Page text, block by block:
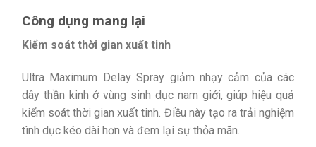
Công dụng mang lại
Kiểm soát thời gian xuất tinh
Ultra Maximum Delay Spray giảm nhạy cảm của các
dây thần kinh ở vùng sinh dục nam giới, giúp hiệu quả
kiểm soát thời gian xuất tinh. Điều này tạo ra trải nghiệm
tình dục kéo dài hơn và đem lại sự thỏa mãn.